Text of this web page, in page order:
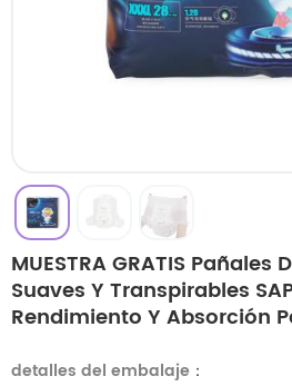
MUESTRA GRATIS Pañales
Suaves Y Transpirables
Rendimiento Y Absorción
detalles del embalaje ：